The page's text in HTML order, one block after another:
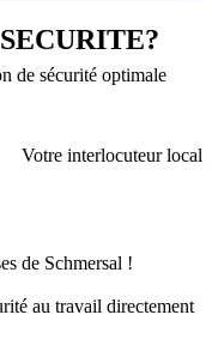
de sécurité optimale
Votre interlocuteur local
de Schmersal !
au travail directement